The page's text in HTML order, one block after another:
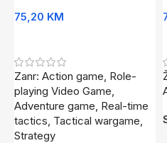
75,20 KM
Zanr: Action game, Role-
playing Video Game,
Adventure game, Real-time
tactics, Tactical wargame,
Strategy